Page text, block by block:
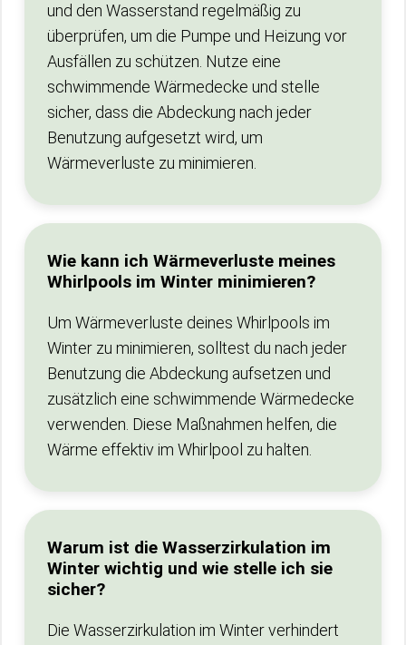
und den Wasserstand regelmäßig zu
überprüfen, um die Pumpe und Heizung vor
Ausfällen zu schützen. Nutze eine
schwimmende Wärmedecke und stelle
sicher, dass die Abdeckung nach jeder
Benutzung aufgesetzt wird, um
Wärmeverluste zu minimieren.
Wie kann ich Wärmeverluste meines
Whirlpools im Winter minimieren?
Um Wärmeverluste deines Whirlpools im
Winter zu minimieren, solltest du nach jeder
Benutzung die Abdeckung aufsetzen und
zusätzlich eine schwimmende Wärmedecke
verwenden. Diese Maßnahmen helfen, die
Wärme effektiv im Whirlpool zu halten.
Warum ist die Wasserzirkulation im
Winter wichtig und wie stelle ich sie
sicher?
Die Wasserzirkulation im Winter verhindert